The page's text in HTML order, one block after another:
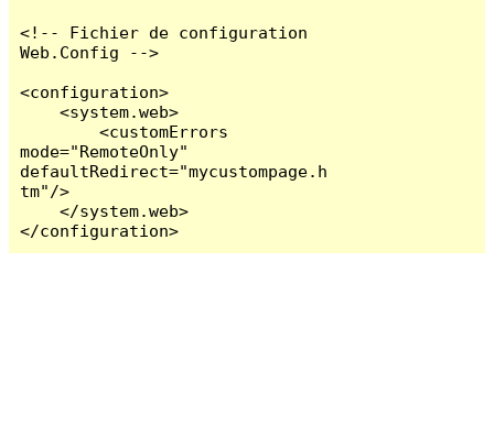
<!-- Fichier de configuration
Web.Config -->
<configuration>
    <system.web>
        <customErrors
mode="RemoteOnly"
defaultRedirect="mycustompage.h
tm"/>
    </system.web>
</configuration>